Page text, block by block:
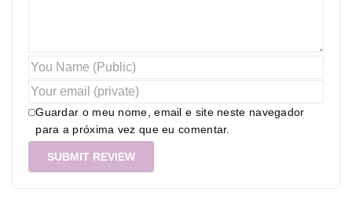
Guardar o meu nome, email e site neste navegador
para a próxima vez que eu comentar.